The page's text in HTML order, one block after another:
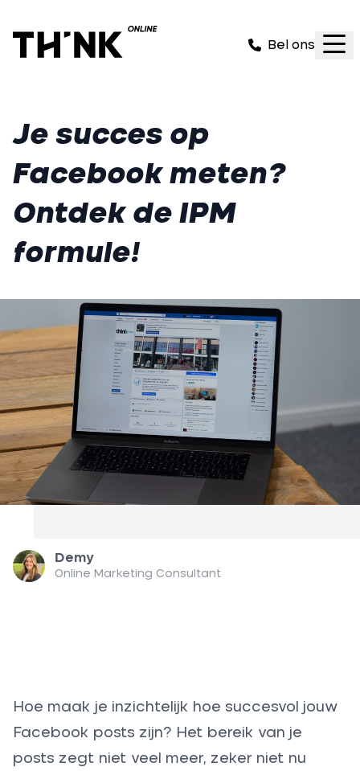
Bel ons
Je succes op
Facebook meten?
Ontdek de IPM
formule!
Demy
Online Marketing Consultant
Hoe maak je inzichtelijk hoe succesvol jouw
Facebook posts zijn? Het bereik van je
posts zegt niet veel meer, zeker niet nu